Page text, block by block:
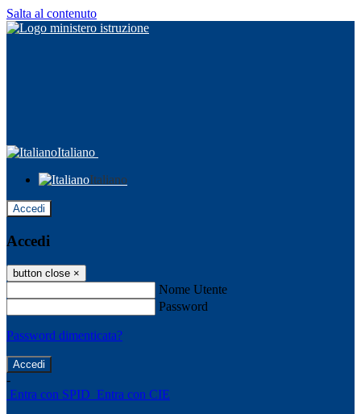
Salta al contenuto
Italiano
Italiano
Accedi
Accedi
button close ×
Nome Utente
Password
Password dimenticata?
-
Entra con SPID Entra con CIE